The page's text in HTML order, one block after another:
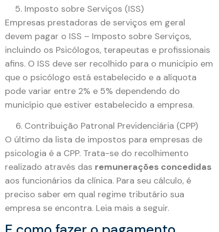
Imposto sobre Serviços (ISS)
Empresas prestadoras de serviços em geral
devem pagar o ISS – Imposto sobre Serviços,
incluindo os Psicólogos, terapeutas e profissionais
afins. O ISS deve ser recolhido para o município em
que o psicólogo está estabelecido e a alíquota
pode variar entre 2% e 5% dependendo do
município que estiver estabelecido a empresa.
Contribuição Patronal Previdenciária (CPP)
O último da lista de impostos para empresas de
psicologia é a CPP. Trata-se do recolhimento
realizado através das remunerações concedidas
aos funcionários da clínica. Para seu cálculo, é
preciso saber em qual regime tributário sua
empresa se encontra. Leia mais a seguir.